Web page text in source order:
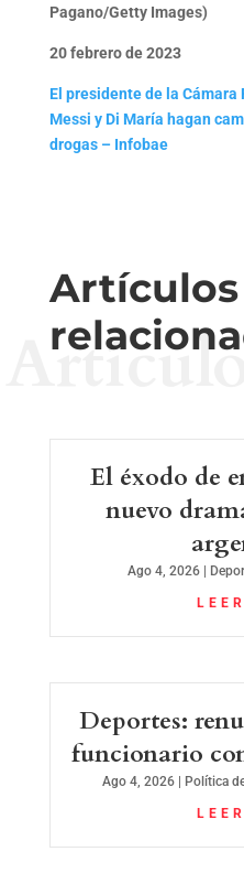
Pagano/Getty Images)
20 febrero de 2023
El presidente de la
Messi y Di María hagan
drogas – Infobae
Artículos
El éxodo de
nuevo
Ago 4, 2026|
Deportes:
funcionario
Ago 4, 2026 | Política